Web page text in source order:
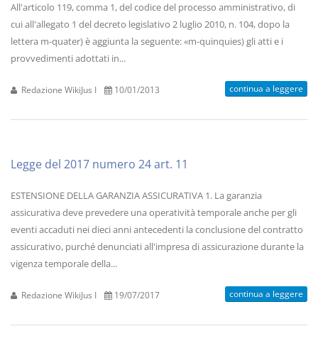
All'articolo 119, comma 1, del codice del processo amministrativo, di
cui all'allegato 1 del decreto legislativo 2 luglio 2010, n. 104, dopo la
lettera m-quater) è aggiunta la seguente: «m-quinquies) gli atti e i
provvedimenti adottati in...
Redazione WikiJus I 10/01/2013 continua a leggere
Legge del 2017 numero 24 art. 11
ESTENSIONE DELLA GARANZIA ASSICURATIVA 1. La garanzia
assicurativa deve prevedere una operatività temporale anche per gli
eventi accaduti nei dieci anni antecedenti la conclusione del contratto
assicurativo, purché denunciati all'impresa di assicurazione durante la
vigenza temporale della...
Redazione WikiJus I 19/07/2017 continua a leggere